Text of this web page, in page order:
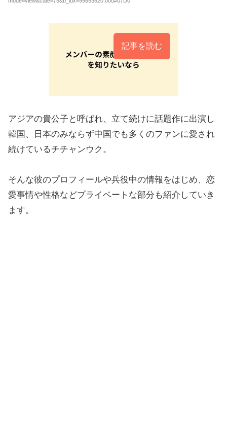
記事を読む
アジアの貴公子と呼ばれ、立て続けに話題作に出演し
韓国、日本のみならず中国でも多くのファンに愛され
続けているチチャンウク。
そんな彼のプロフィールや兵役中の情報をはじめ、恋
愛事情や性格などプライベートな部分も紹介していき
ます。